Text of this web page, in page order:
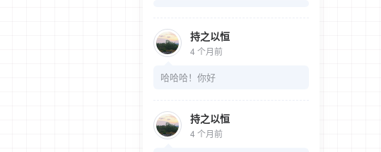
持之以恒
4 个月前
哈哈哈！你好
持之以恒
4 个月前